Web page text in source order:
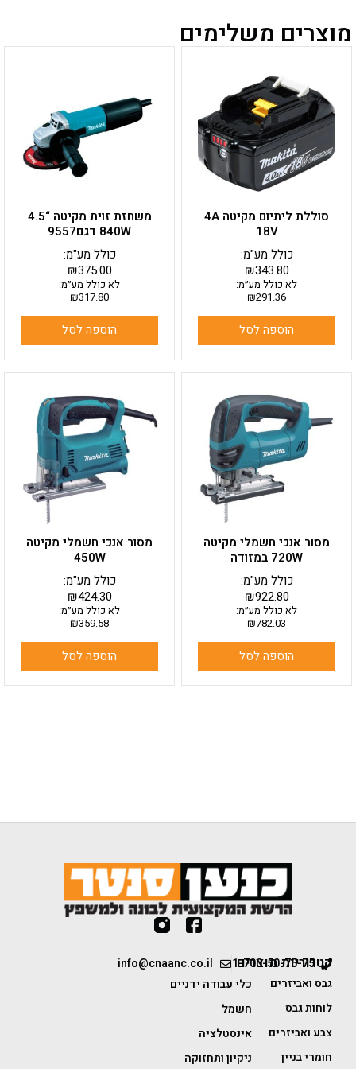
מוצרים משלימים
סוללת ליתיום מקיטה 4A
18V
₪343.80
כולל מע"מ:
לא כולל מע״מ:
₪291.36
הוספה לסל
משחזת זוית מקיטה “4.5
840W דגם9557
₪375.00
כולל מע"מ:
לא כולל מע״מ:
₪317.80
הוספה לסל
מסור אנכי חשמלי מקיטה
720W במזודה
₪922.80
כולל מע"מ:
לא כולל מע״מ:
₪782.03
הוספה לסל
מסור אנכי חשמלי מקיטה
450W
₪424.30
כולל מע"מ:
לא כולל מע״מ:
₪359.58
הוספה לסל
1-700-50-75-75
info@cnaanc.co.il קטגוריות מוצרים
גבס ואביזרים
לוחות גבס
צבע ואביזרים
חומרי בניין
כלי עבודה ידניים
חשמל
אינסטלציה
ניקיון ותחזוקה